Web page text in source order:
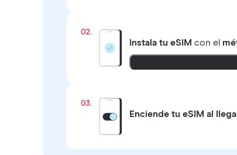
02.
Instala tu eSIM con el
03.
Enciende tu eSIM al